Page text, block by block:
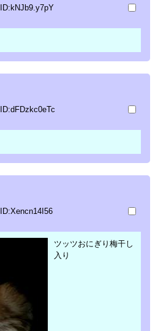
ID:kNJb9.y7pY
ID:dFDzkc0eTc
ID:Xencn14I56
ツッツおにぎり梅干し
入り